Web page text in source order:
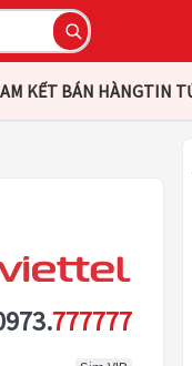
KẾT BÁN HÀNGTIN
777777